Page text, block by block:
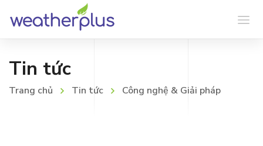
Tin tức
Trang chủ Tin tức Công nghệ & Giải pháp